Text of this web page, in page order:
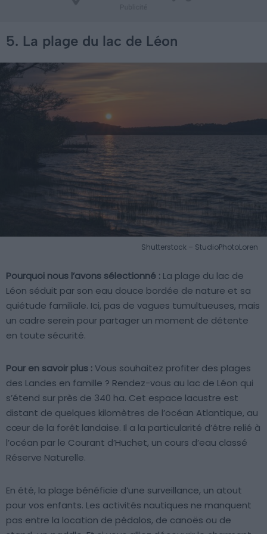
5. La plage du lac de Léon
Shutterstock – StudioPhotoLoren
Pourquoi nous l’avons sélectionné : La plage du lac de
Léon séduit par son eau douce bordée de nature et sa
quiétude familiale. Ici, pas de vagues tumultueuses, mais
un cadre serein pour partager un moment de détente
en toute sécurité.
Pour en savoir plus :Vous souhaitez profiter des plages
des Landes en famille ? Rendez-vous au lac de Léon qui
s’étend sur près de 340 ha. Cet espace lacustre est
distant de quelques kilomètres de l’océan Atlantique, au
cœur de la forêt landaise. Il a la particularité d’être relié à
l’océan par le Courant d’Huchet, un cours d’eau classé
Réserve Naturelle.
En été, la plage bénéficie d’une surveillance, un atout
pour vos enfants. Les activités nautiques ne manquent
pas entre la location de pédalos, de canoës ou de